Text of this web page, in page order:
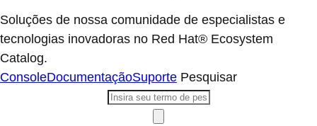
Soluções de nossa comunidade de especialistas e
tecnologias inovadoras no Red Hat® Ecosystem
Catalog.
ConsoleDocumentaçãoSuporte Pesquisar